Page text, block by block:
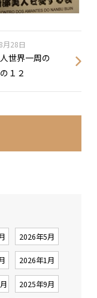
月28日
世界一周の
１２
2026年5月
2026年1月
2025年9月